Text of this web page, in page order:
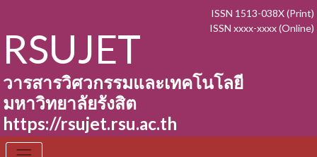
ISSN 1513-038X (Print)
ISSN xxxx-xxxx (Online)
RSUJET
วารสารวิศวกรรมและเทคโนโลยี
มหาวิทยาลัยรังสิต
https://rsujet.rsu.ac.th